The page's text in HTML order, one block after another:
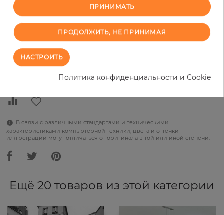
Do you need glue?
− +
В связи с различными стандартами и техническими
характеристиками компьютерной техники, цвета и оттенки
иллюстрации могут отличаться от оригинала в той или иной степени.
Ещё 20 товаров из этой категории
ПРИНИМАТЬ
ПРОДОЛЖИТЬ, НЕ ПРИНИМАЯ
НАСТРОИТЬ
Политика конфиденциальности и Cookie